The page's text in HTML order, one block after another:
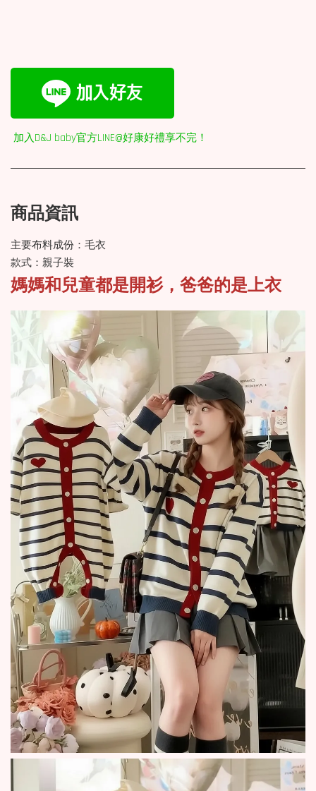
加入D&J baby官方LINE@好康好禮享不完！
商品資訊
主要布料成份：毛衣
款式：親子裝
媽媽和兒童都是開衫，爸爸的是上衣